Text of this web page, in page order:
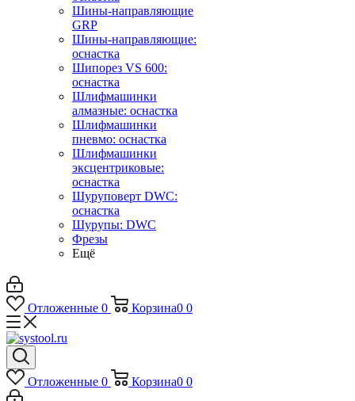
Шины-направляющие
GRP
Шины-направляющие:
оснастка
Шипорез VS 600:
оснастка
Шлифмашинки
алмазные: оснастка
Шлифмашинки
пневмо: оснастка
Шлифмашинки
эксцентриковые:
оснастка
Шуруповерт DWC:
оснастка
Шурупы: DWC
Фрезы
Ещё
Отложенные 0 Корзина0 0
Отложенные 0 Корзина0 0